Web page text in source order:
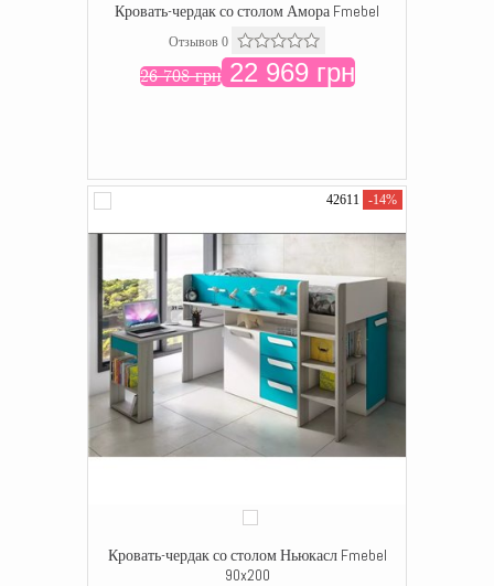
Кровать-чердак со столом Амора Fmebel
Отзывов 0
26 708 грн22 969 грн
42611 -14%
Кровать-чердак со столом Ньюкасл Fmebel
90x200